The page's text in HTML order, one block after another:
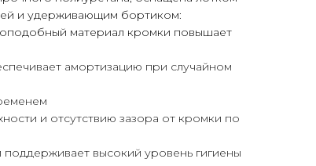
и удерживающим бортиком:
материал кромки повышает
амортизацию при случайном
и отсутствию зазора от кромки по
поддерживает высокий уровень гигиены